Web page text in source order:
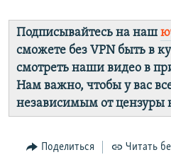
Подписывайтесь на наш
сможете без VPN быть в
смотреть наши видео в
Нам важно, чтобы у вас
независимым от цензуры
Поделиться Читать